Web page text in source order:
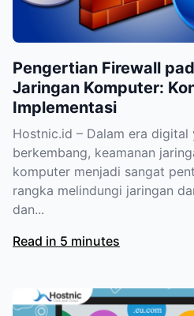
Pengertian Firewall
Jaringan Komputer:
Implementasi
Hostnic.id – Dalam era digital
berkembang, keamanan
komputer menjadi sangat
rangka melindungi jaringan
dan...
Read in 5 minutes